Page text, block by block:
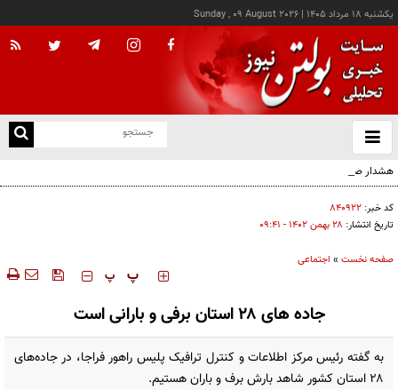
يکشنبه ۱۸ مرداد ۱۴۰۵ |
Sunday , 09 August 2026
باز
و
هشدار صنعا به عربستان: وقت تلف نکنید
کد خبر: ۸۴۰۹۲۲
تاریخ انتشار: ۲۸ بهمن ۱۴۰۲ - ۰۹:۴۱
صفحه نخست » اجتماعی
‍‍‍ پ پ
جاده های ۲۸ استان برفی و بارانی است
به گفته رئیس مرکز اطلاعات و کنترل ترافیک پلیس راهور فراجا، در جاده‌های
۲۸ استان کشور شاهد بارش برف و باران هستیم.